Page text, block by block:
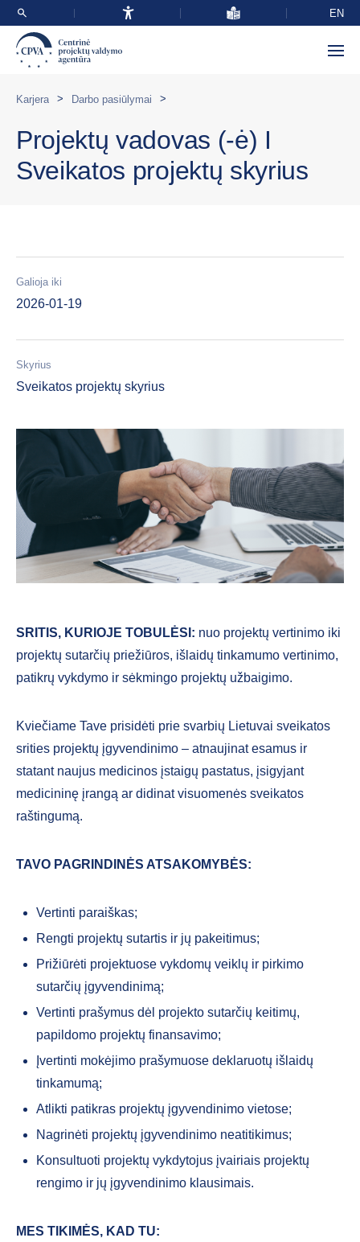
EN
Karjera > Darbo pasiūlymai >
Projektų vadovas (-ė) I
Sveikatos projektų skyrius
Galioja iki
2026-01-19
Skyrius
Sveikatos projektų skyrius
SRITIS, KURIOJE TOBULĖSI: nuo projektų vertinimo iki
projektų sutarčių priežiūros, išlaidų tinkamumo vertinimo,
patikrų vykdymo ir sėkmingo projektų užbaigimo.
Kviečiame Tave prisidėti prie svarbių Lietuvai sveikatos
srities projektų įgyvendinimo – atnaujinat esamus ir
statant naujus medicinos įstaigų pastatus, įsigyjant
medicininę įrangą ar didinat visuomenės sveikatos
raštingumą.
TAVO PAGRINDINĖS ATSAKOMYBĖS:
Vertinti paraiškas;
Rengti projektų sutartis ir jų pakeitimus;
Prižiūrėti projektuose vykdomų veiklų ir pirkimo
sutarčių įgyvendinimą;
Vertinti prašymus dėl projekto sutarčių keitimų,
papildomo projektų finansavimo;
Įvertinti mokėjimo prašymuose deklaruotų išlaidų
tinkamumą;
Atlikti patikras projektų įgyvendinimo vietose;
Nagrinėti projektų įgyvendinimo neatitikimus;
Konsultuoti projektų vykdytojus įvairiais projektų
rengimo ir jų įgyvendinimo klausimais.
MES TIKIMĖS, KAD TU: